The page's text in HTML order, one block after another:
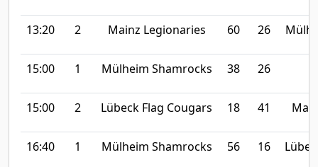
13:20 2 Mainz Legionaries 60 26
15:00 1 Mülheim Shamrocks 38 26
15:00 2 Lübeck Flag Cougars 18 41
16:40 1 Mülheim Shamrocks 56 16